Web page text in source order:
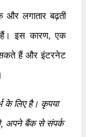
और लगातार बढ़ती
हैं। इस कारण, एक
सकते हैं और इंटरनेट
के लिए है। कृपया
अपने बैंक से संपर्क